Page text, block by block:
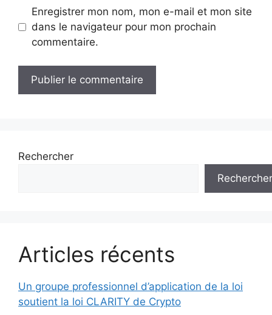
Enregistrer mon nom, mon e-mail et mon site
dans le navigateur pour mon prochain
commentaire.
Rechercher
Rechercher
Articles récents
Un groupe professionnel d’application de la loi
soutient la loi CLARITY de Crypto